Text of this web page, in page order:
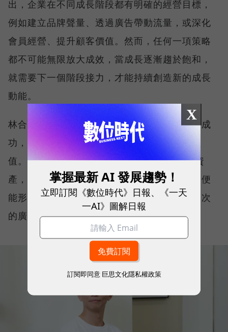
出，企業在不同成長階段都有明確的經營目標，
例如建立品牌聲量、透過廣告帶動流量，或深化
會員經營、提升顧客價值。然而，任何一項策略
都不可能無限放大成效，當成長逐漸趨於飽和，
就需要下一個階段接力，才能持續創造新的成長
動能。
林合政表示，真正重要的，不是哪一個環節最成
功，而是每一個環節都能為下一個階段創造價
值。 當品牌聲量帶動流量、流量沉澱為會員資
產，再透過會員口碑與數據反哺品牌影響力，便
能形成持續運轉的品牌飛輪，而不是依賴一次次
的廣告投入。
X
掌握最新 AI 發展趨勢！
立即訂閱《數位時代》日報、《一天
一AI》圖解日報
訂閱即同意 巨思文化隱私權政策